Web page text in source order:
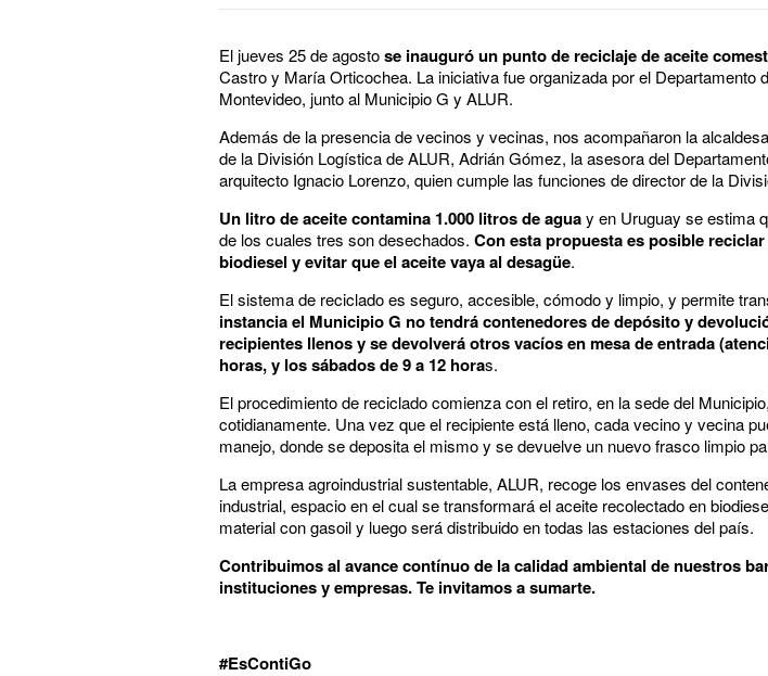
El jueves 25 de agostose inauguró un punto de reciclaje de aceite
Castro y María Orticochea. La iniciativa fue organizada por el Departamento
Montevideo, junto al Municipio G y ALUR.
Además de la presencia de vecinos y vecinas, nos acompañaron la
de la División Logística de ALUR, Adrián Gómez, la asesora del
arquitecto Ignacio Lorenzo, quien cumple las funciones de director de la
Un litro de aceite contamina 1.000 litros de aguay en Uruguay se estima
de los cuales tres son desechados. Con esta propuesta es posible
biodiesel y evitar que el aceite vaya al desagüe.
El sistema de reciclado es seguro, accesible, cómodo y limpio, y permite
instancia el Municipio G no tendrá contenedores de depósito y
recipientes llenos y se devolverá otros vacíos en mesa de entrada
horas, y los sábados de 9 a 12 horas.
El procedimiento de reciclado comienza con el retiro, en la sede del
cotidianamente. Una vez que el recipiente está lleno, cada vecino y vecina
manejo, donde se deposita el mismo y se devuelve un nuevo frasco limpio
La empresa agroindustrial sustentable, ALUR, recoge los envases del
industrial, espacio en el cual se transformará el aceite recolectado en
material con gasoil y luego será distribuido en todas las estaciones del país.
Contribuimos al avance contínuo de la calidad ambiental de nuestros
instituciones y empresas. Te invitamos a sumarte.
#EsContiGo